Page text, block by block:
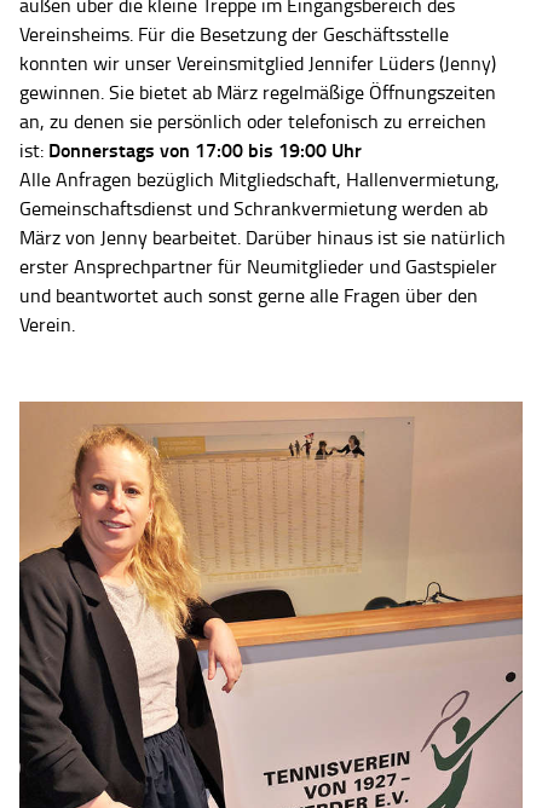
außen über die kleine Treppe im Eingangsbereich des
Vereinsheims. Für die Besetzung der Geschäftsstelle
konnten wir unser Vereinsmitglied Jennifer Lüders (Jenny)
gewinnen. Sie bietet ab März regelmäßige Öffnungszeiten
an, zu denen sie persönlich oder telefonisch zu erreichen
ist: Donnerstags von 17:00 bis 19:00 Uhr
Alle Anfragen bezüglich Mitgliedschaft, Hallenvermietung,
Gemeinschaftsdienst und Schrankvermietung werden ab
März von Jenny bearbeitet. Darüber hinaus ist sie natürlich
erster Ansprechpartner für Neumitglieder und Gastspieler
und beantwortet auch sonst gerne alle Fragen über den
Verein.